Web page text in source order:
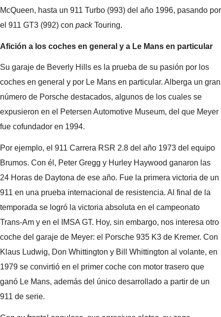
McQueen, hasta un 911 Turbo (993) del año 1996, pasando por
el 911 GT3 (992) con packTouring.
Afición a los coches en general y a Le Mans en particular
Su garaje de Beverly Hills es la prueba de su pasión por los
coches en general y por Le Mans en particular. Alberga un gran
número de Porsche destacados, algunos de los cuales se
expusieron en el Petersen Automotive Museum, del que Meyer
fue cofundador en 1994.
Por ejemplo, el 911 Carrera RSR 2.8 del año 1973 del equipo
Brumos. Con él, Peter Gregg y Hurley Haywood ganaron las
24 Horas de Daytona de ese año. Fue la primera victoria de un
911 en una prueba internacional de resistencia. Al final de la
temporada se logró la victoria absoluta en el campeonato
Trans-Am y en el IMSA GT. Hoy, sin embargo, nos interesa otro
coche del garaje de Meyer: el Porsche 935 K3 de Kremer. Con
Klaus Ludwig, Don Whittington y Bill Whittington al volante, en
1979 se convirtió en el primer coche con motor trasero que
ganó Le Mans, además del único desarrollado a partir de un
911 de serie.